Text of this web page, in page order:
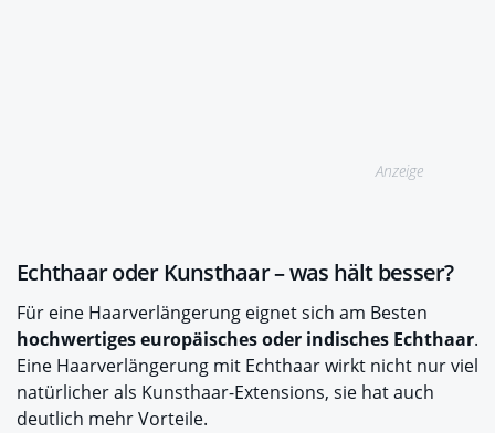
Anzeige
Echthaar oder Kunsthaar – was hält besser?
Für eine Haarverlängerung eignet sich am Besten
hochwertiges europäisches oder indisches Echthaar.
Eine Haarverlängerung mit Echthaar wirkt nicht nur viel
natürlicher als Kunsthaar-Extensions, sie hat auch
deutlich mehr Vorteile.